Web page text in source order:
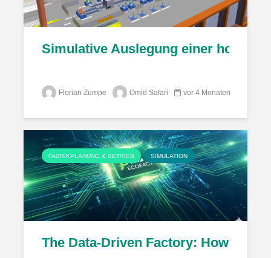
Simulative Auslegung einer
Florian Zumpe Omid Safari vor 4 Monaten
FABRIKPLANUNG & BETRIEB SIMULATION
The Data-Driven Factory: How